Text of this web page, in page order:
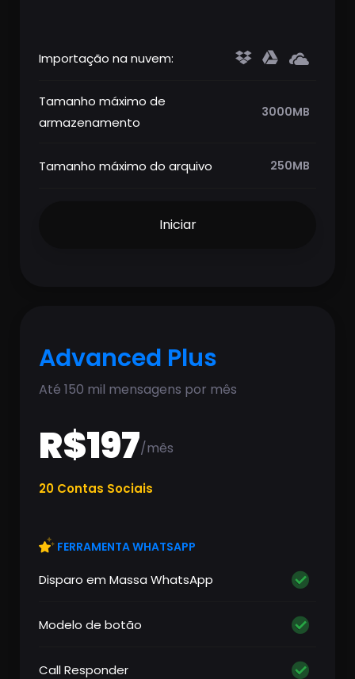
Importação na nuvem:
Tamanho máximo de
armazenamento
3000MB
Tamanho máximo do arquivo 250MB
Iniciar
Advanced Plus
Até 150 mil mensagens por mês
R$197/mês
20 Contas Sociais
FERRAMENTA WHATSAPP
Disparo em Massa WhatsApp
Modelo de botão
Call Responder